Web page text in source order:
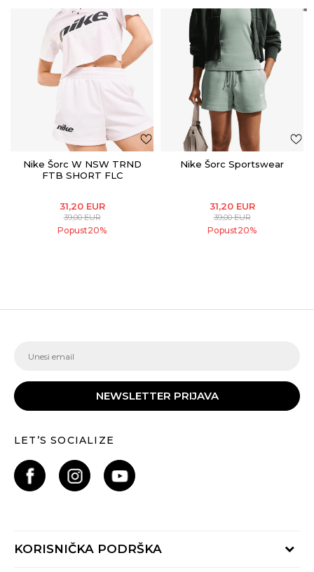
Nike Šorc W NSW TRND
FTB SHORT FLC
31,20 EUR
39,00EUR
Popust20%
Nike Šorc Sportswear
31,20 EUR
39,00EUR
Popust20%
NEWSLETTER PRIJAVA
LET’S SOCIALIZE
KORISNIČKA PODRŠKA